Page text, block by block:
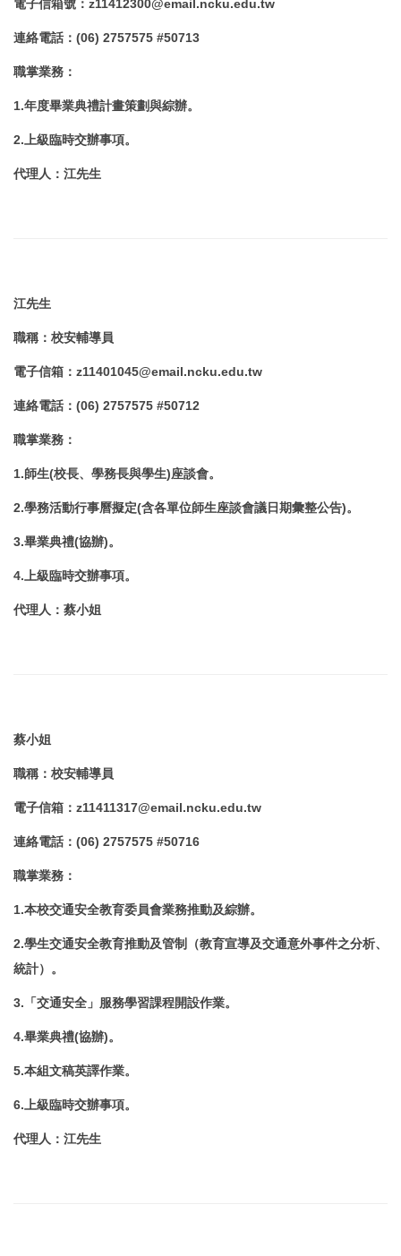
電子信箱號 ： z11412300@email.ncku.edu.tw
連絡電話 ： (06) 2757575 #50713
職掌業務 ：
1.年度畢業典禮計畫策劃與綜辦。
2. 上級臨時交辦事項。
代理人 ： 江先生
江先生
職稱 ： 校安輔導員
電子信箱 ： z11401045@email.ncku.edu.tw
連絡電話 ： (06) 2757575 #50712
職掌業務 ：
1.師生(校長、學務長與學生)座談會。
2.學務活動行事曆擬定(含各單位師生座談會議日期彙整公告)。
3.畢業典禮(協辦)。
4. 上級臨時交辦事項。
代理人 ： 蔡小姐
蔡小姐
職稱 ： 校安輔導員
電子信箱 ： z11411317@email.ncku.edu.tw
連絡電話 ： (06) 2757575 #50716
職掌業務 ：
1.本校交通安全教育委員會業務推動及綜辦。
2.學生交通安全教育推動及管制（教育宣導及交通意外事件之分析、
統計）。
3.「交通安全」服務學習課程開設作業。
4.畢業典禮(協辦)。
5.本組文稿英譯作業。
6.上級臨時交辦事項。
代理人 ：江先生